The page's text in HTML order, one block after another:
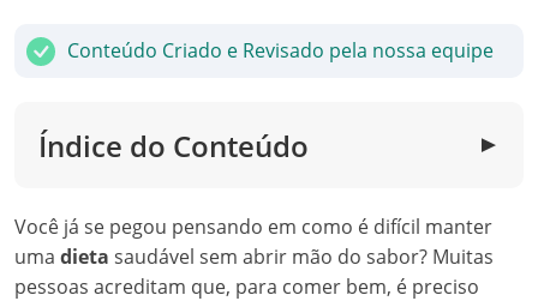
Conteúdo Criado e Revisado pela nossa equipe
Índice do Conteúdo ▼
Você já se pegou pensando em como é difícil manter
uma dieta saudável sem abrir mão do sabor? Muitas
pessoas acreditam que, para comer bem, é preciso